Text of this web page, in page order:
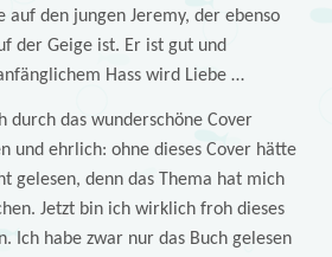
auf den jungen Jeremy, der ebenso
der Geige ist. Er ist gut und
Hass wird Liebe …
durch das wunderschöne Cover
und ehrlich: ohne dieses Cover hätte
gelesen, denn das Thema hat mich
Jetzt bin ich wirklich froh dieses
Ich habe zwar nur das Buch gelesen